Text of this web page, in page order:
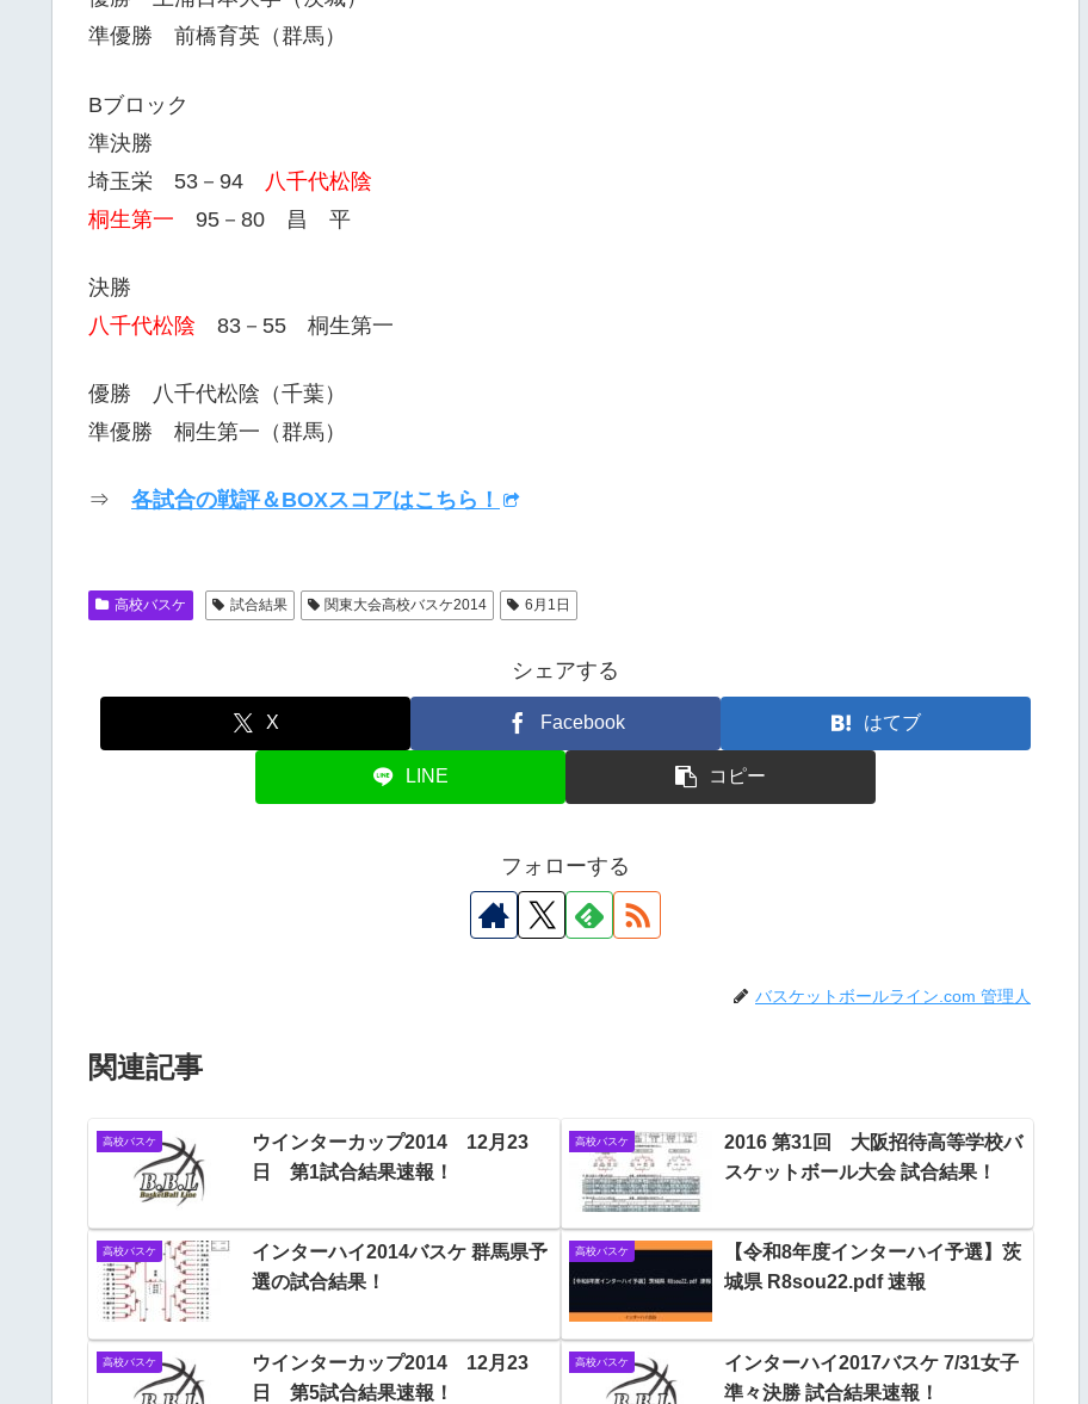
準優勝 前橋育英（群馬）
Bブロック
準決勝
埼玉栄 53－94
八千代松陰
桐生第一 95－80 昌 平
決勝
八千代松陰 83－55 桐生第一
優勝 八千代松陰（千葉）
準優勝 桐生第一（群馬）
⇒ 各試合の戦評＆BOXスコアはこちら！
高校バスケ 試合結果 関東大会高校バスケ2014 6月1日
シェアする
X Facebook はてブ
LINE コピー
フォローする
バスケットボールライン.com 管理人
関連記事
高校バスケ
ウインターカップ2014 12月23
日 第1試合結果速報！
高校バスケ
2016 第31回 大阪招待高等学校バ
スケットボール大会 試合結果！
高校バスケ
インターハイ2014バスケ 群馬県予
選の試合結果！
高校バスケ
【令和8年度インターハイ予選】茨
城県 R8sou22.pdf 速報
高校バスケ
ウインターカップ2014 12月23
日 第5試合結果速報！
高校バスケ
インターハイ2017バスケ 7/31女子
準々決勝 試合結果速報！